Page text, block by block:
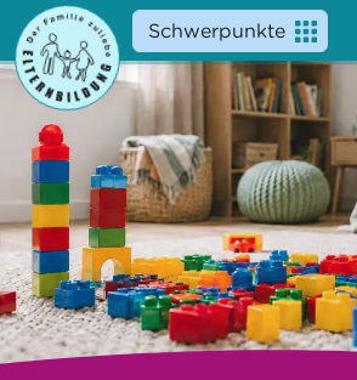
Schwerpunkte
Angebote
Veranstaltungen
News
Service
Über uns